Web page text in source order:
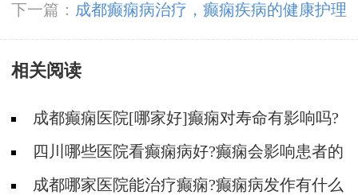
意哪些?
下一篇： 成都癫痫病治疗，癫痫疾病的健康护理
知识?
相关阅读
成都癫痫医院[哪家好]癫痫对寿命有影响吗?
四川哪些医院看癫痫病好?癫痫会影响患者的
哪些方面?
成都哪家医院能治疗癫痫?癫痫病发作有什么